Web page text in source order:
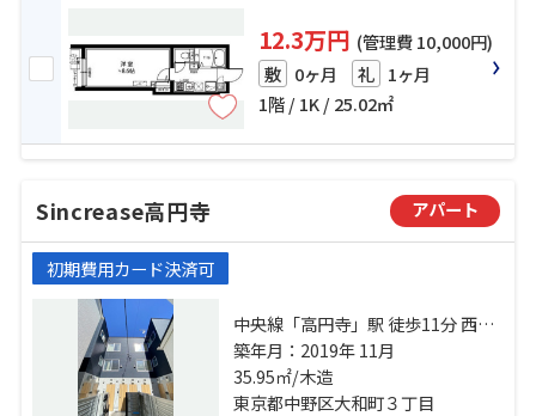
12.3万円 (管理費 10,000円)
敷 0ヶ月 礼 1ヶ月
1階 / 1K / 25.02㎡
Sincrease高円寺 アパート
初期費用カード決済可
中央線「高円寺」駅 徒歩11分 西武
新宿線「野方」駅 徒歩18分 西武新
宿線「都立家政」駅 徒歩19分
築年月：2019年 11月
35.95㎡/木造
東京都中野区大和町３丁目